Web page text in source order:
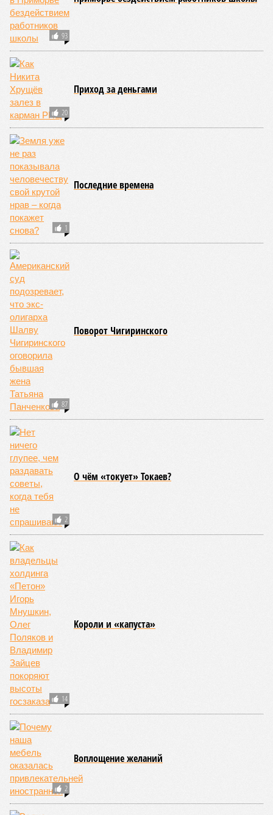
дальнейшем? Авторы энциклопедии A-Z Animals,
основываясь на современных научных исследованиях и
глобальных тенденциях, составили свой список
потенциально самых смертоносных стихийных бедствий,
угрожающих человечеству непосредственно сейчас, в XXI
веке.
«Золото» получили землетрясения. К наиболее
сейсмоопасным регионам относится Тихоокеанское
вулканическое огненное кольцо, включающее Индонезию,
Японию и западное побережье Северной и Южной Америки.
Турция, Иран, Индия и Непал также расположены на очень
активных линиях разломов тектонических плит. Не
исключение и центральная часть США – причина в Нью-
Мадридском разломе в штате Миссури. Землетрясения
средней силы – явление, в общем-то, обычное и вполне
сносное, но периодически, раз в несколько столетий,
трясёт так, что мало не покажется никому. К примеру, в
самом конце 2004 года бахнуло близ побережья
индонезийского острова Суматра, а следом пошли
огромные, превышающие высоту 15 метров, волны. Итог –
250 тыс. погибших.
На втором месте в рейтинге A-Z Animals как раз цунами. В
этом плане к уязвимым регионам относятся: побережье
Индийского океана, тихо­океанские побережья Японии и
США, а также некоторые районы Карибского бассейна и
Средиземноморья. То есть в зоне риска уже не только
Поднебесная с Индией – не так ли?
«Бронзу» получают извержения супервулканов – «Наша
Версия» уже
окончательно проснётся знаменитый Йеллоустоун. Это
грозит не только уничтожением части Соединённых
Штатов, но и общепланетарной катастрофой вплоть до
возникновения «вулканической зимы». Флегрейские поля в
Италии, кстати, тоже не стоит сбрасывать со счетов. Равно
как и многие другие до поры спящие вулканические
районы.
Невидимый убийца
Упоминают эксперты и жару вкупе с засухой и
следующими отсюда лесными пожарами. Тут в группе
риска запад США, юг Европы, Австралия, Ближний Восток,
а также некоторые районы Бразилии и Африки к югу от
Сахары. Леса начинают гореть всё чаще и чаще,
достаточно посмотреть общемировую статистику; сотни
тысяч людей остаются без крова, десятки тысяч – гибнут.
Но проблема не только в этом. Проблема ещё и в том, что
огонь уничтожает лесную экосистему, сельское хозяйство
и кропотливо созданную человеком инфраструктуру.
Учитывая то, что пожары начинают становиться чуть ли не
ежегодной реальностью на фоне глобального потепления,
год за годом их будет всё больше, и здесь уже среди
прочего в большой опасности Европа. Небывалая жара,
зафиксированная в этом и прошлом годах в Италии и во
Франции, тому лучшее подтверждение.
Есть в перечне A-Z Animals и экзотика, впрочем, не менее
смертоносная. Это, в частности, «лимнические
извержения», о которых мало кто слышал. Речь идёт о
явлениях, когда большое количество углекислого газа
внезапно вырывается из глубин озёр, образуя невидимое
удушающее газовое облако, которое безжалостно убивает